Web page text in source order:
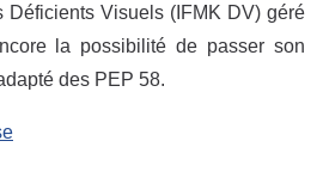
Déficients Visuels (IFMK DV) géré
la possibilité de passer son
des PEP 58.